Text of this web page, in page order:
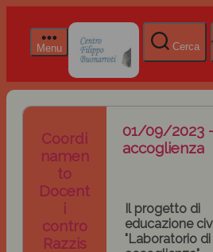
Menu Cerca
Coordi
namen
to
Docent
i
contro
Razzis
01/09/2023
accoglienza
Il progetto di
educazione
"Laboratorio di